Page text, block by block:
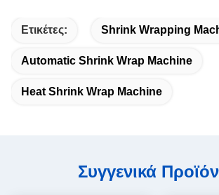
Ετικέτες: Shrink Wrapping
Automatic Shrink Wrap Machine
Heat Shrink Wrap Machine
Συγγενικά